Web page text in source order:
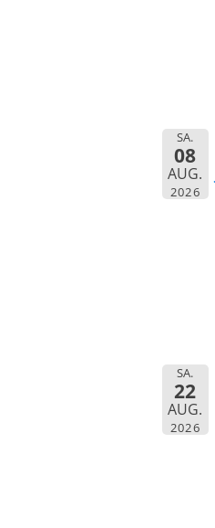
SA.
08
AUG.
2026
SA.
22
AUG.
2026